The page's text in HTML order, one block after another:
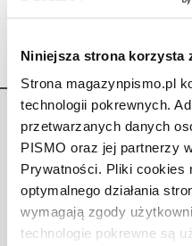
Niniejsza strona korzysta
Strona magazynpismo.pl
technologii pokrewnych.
przetwarzanych danych
PISMO oraz jej partnerzy
Prywatności. Pliki cookies
optymalnego działania
wymagają zgody
technologie pokrewne są
Copyright © Fundacja Pismo